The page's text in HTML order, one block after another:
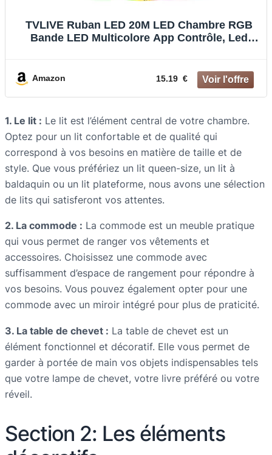
TVLIVE Ruban LED 20M LED Chambre RGB
Bande LED Multicolore App Contrôle, Led
Musique/Fonction de Minuterie, pour
Amazon 15.19 €
1. Le lit : Le lit est l’élément central de votre chambre.
Optez pour un lit confortable et de qualité qui
correspond à vos besoins en matière de taille et de
style. Que vous préfériez un lit queen-size, un lit à
baldaquin ou un lit plateforme, nous avons une sélection
de lits qui satisferont vos attentes.
2. La commode : La commode est un meuble pratique
qui vous permet de ranger vos vêtements et
accessoires. Choisissez une commode avec
suffisamment d’espace de rangement pour répondre à
vos besoins. Vous pouvez également opter pour une
commode avec un miroir intégré pour plus de praticité.
3. La table de chevet : La table de chevet est un
élément fonctionnel et décoratif. Elle vous permet de
garder à portée de main vos objets indispensables tels
que votre lampe de chevet, votre livre préféré ou votre
réveil.
Section 2: Les éléments